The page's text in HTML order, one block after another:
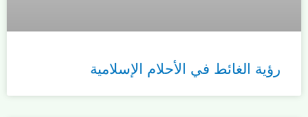
رؤية الغائط في الأحلام الإسلامية